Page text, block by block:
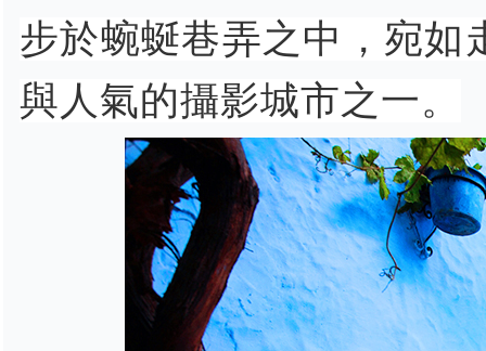
步於蜿蜒巷弄之中，宛如
與人氣的攝影城市之一。